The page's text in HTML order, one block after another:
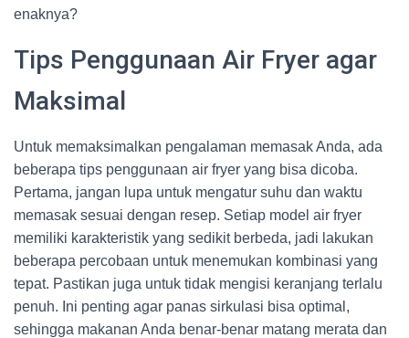
enaknya?
Tips Penggunaan Air Fryer agar
Maksimal
Untuk memaksimalkan pengalaman memasak Anda, ada
beberapa tips penggunaan air fryer yang bisa dicoba.
Pertama, jangan lupa untuk mengatur suhu dan waktu
memasak sesuai dengan resep. Setiap model air fryer
memiliki karakteristik yang sedikit berbeda, jadi lakukan
beberapa percobaan untuk menemukan kombinasi yang
tepat. Pastikan juga untuk tidak mengisi keranjang terlalu
penuh. Ini penting agar panas sirkulasi bisa optimal,
sehingga makanan Anda benar-benar matang merata dan